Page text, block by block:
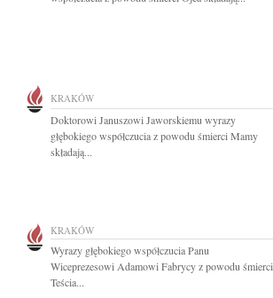
KRAKÓW
Doktorowi Januszowi Jaworskiemu wyrazy
głębokiego współczucia z powodu śmierci Mamy
składają...
KRAKÓW
Wyrazy głębokiego współczucia Panu
Wiceprezesowi Adamowi Fabrycy z powodu śmierci
Teścia...